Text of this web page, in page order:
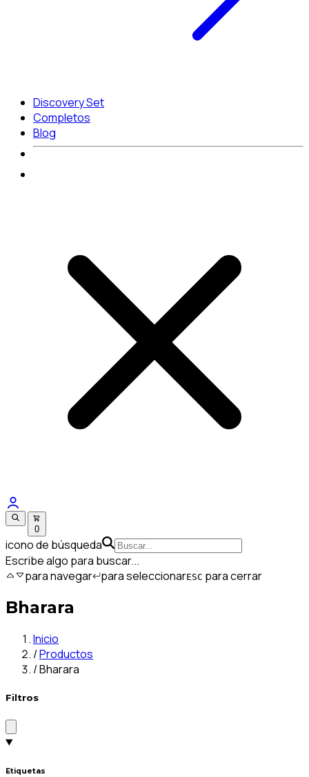
Discovery Set
Completos
Blog
0
icono de búsqueda
Escribe algo para buscar...
para navegar para seleccionarESC para cerrar
Bharara
Inicio
/Productos
/Bharara
Filtros
Etiquetas